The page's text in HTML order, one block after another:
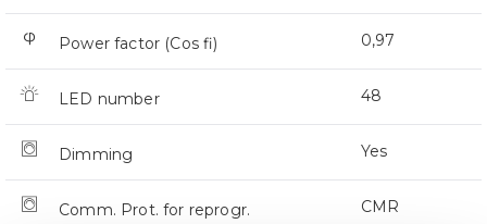
Power factor (Cos fi) 0,97
LED number 48
Dimming Yes
Comm. Prot. for reprogr. CMR